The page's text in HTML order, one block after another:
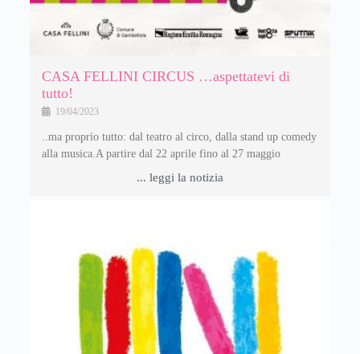
CASA FELLINI CIRCUS …aspettatevi di
tutto!
19/04/2023
..ma proprio tutto: dal teatro al circo, dalla stand up comedy
alla musica.A partire dal 22 aprile fino al 27 maggio
... leggi la notizia